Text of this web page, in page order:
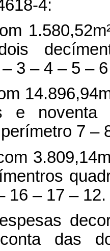
4:
3 – 4 – 5 –
e noventa
7 –
16 – 17 – 12.
das